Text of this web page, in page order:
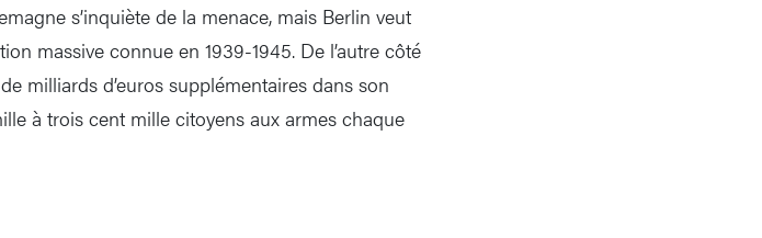
s’inquiète de la menace, mais Berlin veut
massive connue en 1939-1945. De l’autre côté
milliards d’euros supplémentaires dans son
à trois cent mille citoyens aux armes chaque